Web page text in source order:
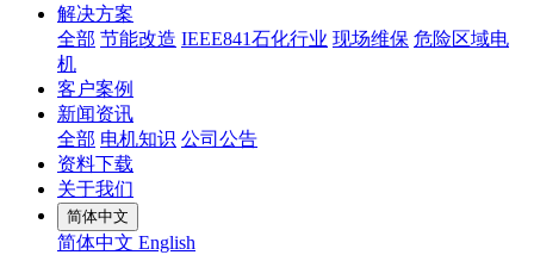
解决方案
全部 节能改造 IEEE841石化行业 现场维保 危险区域电
机
客户案例
新闻资讯
全部 电机知识 公司公告
资料下载
关于我们
简体中文
简体中文 English